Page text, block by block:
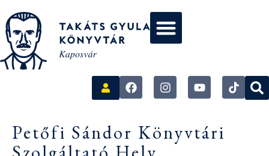
Petőfi Sándor Könyvtári